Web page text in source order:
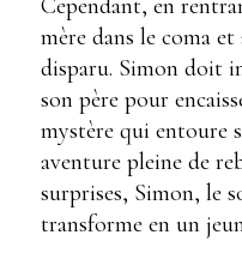
Cependant, en
mère dans le coma
disparu. Simon doit
son père pour
mystère qui entoure
aventure pleine de
surprises, Simon, le
transforme en un